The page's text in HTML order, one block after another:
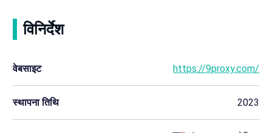
विनिर्देश
वेबसाइट https://9proxy.com/
स्थापना तिथि 2023